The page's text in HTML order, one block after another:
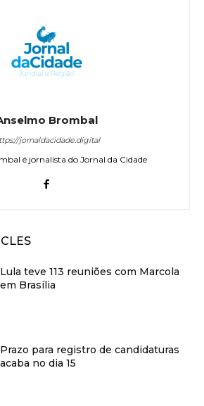
Brombal
jornaldacidade.digital
é jornalista do Jornal da Cidade
Lula teve 113 reuniões com Marcola
em Brasília
Prazo para registro de candidaturas
acaba no dia 15